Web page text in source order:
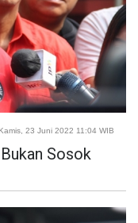
Kamis, 23 Juni 2022 11:04 WIB
Sosok